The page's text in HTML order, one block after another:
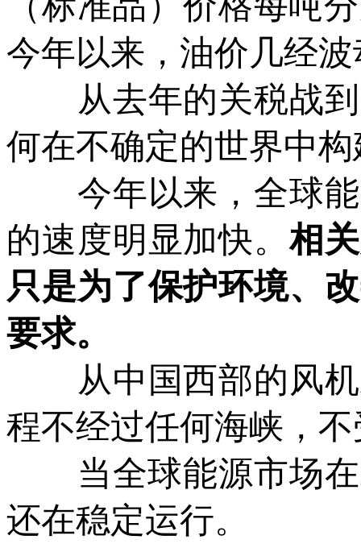
今年以来，油价几经
从去年的关税战到
何在不确定的世界中
今年以来，全球能
的速度明显加快。相
只是为了保护环境、
要求。
从中国西部的风机
程不经过任何海峡，
当全球能源市场在
还在稳定运行。